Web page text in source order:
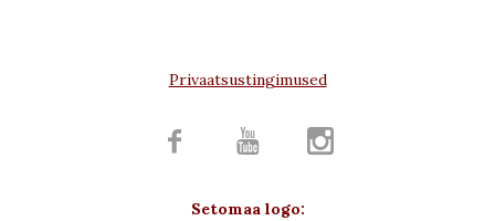
Privaatsustingimused
  
Setomaa logo: